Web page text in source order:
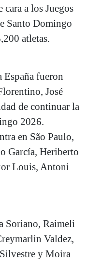
cara a los Juegos
Santo Domingo
atletas.
España fueron
José
de continuar la
2026.
en São Paulo,
García, Heriberto
Louis, Antoni
Soriano, Raimeli
Valdez,
y Moira